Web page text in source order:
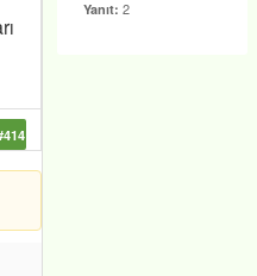
Yanıt: 2